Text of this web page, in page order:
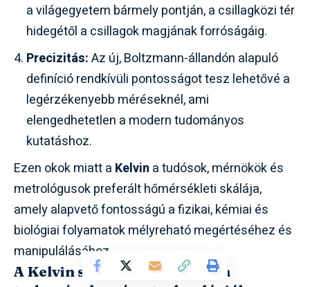
a világegyetem bármely pontján, a csillagközi tér
hidegétől a csillagok magjának forróságáig.
Precizitás:Az új, Boltzmann-állandón alapuló
definíció rendkívüli pontosságot tesz lehetővé a
legérzékenyebb méréseknél, ami
elengedhetetlen a modern tudományos
kutatáshoz.
Ezen okok miatt a Kelvin a tudósok, mérnökök és
metrológusok preferált hőmérsékleti skálája,
amely alapvető fontosságú a fizikai, kémiai és
biológiai folyamatok mélyreható megértéséhez és
manipulálásához.
A Kelvin skála alkalmazásai a